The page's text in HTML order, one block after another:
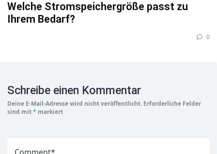
Welche Stromspeichergröße passt zu
Ihrem Bedarf?
0
Schreibe einen Kommentar
Deine E-Mail-Adresse wird nicht veröffentlicht. Erforderliche Felder
sind mit* markiert